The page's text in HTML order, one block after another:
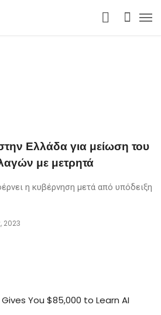
Ελλάδα για μείωση του
με μετρητά
η κυβέρνηση μετά από υπόδειξη
2023
You $85,000 to Learn AI